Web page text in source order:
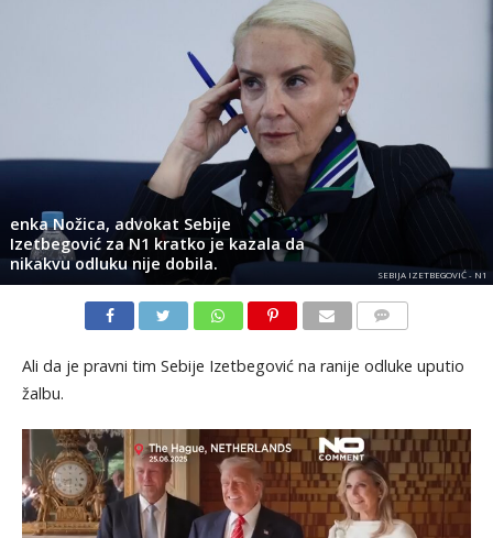
enka Nožica, advokat Sebije
Izetbegović za N1 kratko je kazala da
nikakvu odluku nije dobila.
SEBIJA IZETBEGOVIĆ - N1
Ali da je pravni tim Sebije Izetbegović na ranije odluke uputio
žalbu.